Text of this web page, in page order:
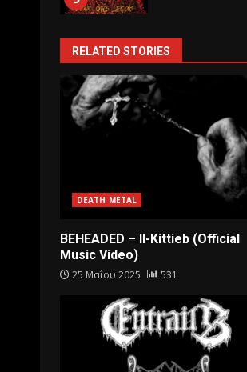
RELATED STORIES
DEATH METAL
BEHEADED – Il-Kittieb (Official
Music Video)
25 Μαΐου 2025 531